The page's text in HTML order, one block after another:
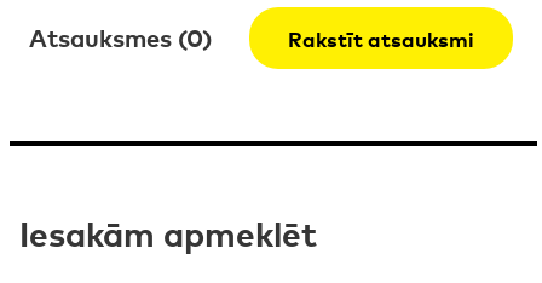
Atsauksmes (0) Rakstīt atsauksmi
Iesakām apmeklēt